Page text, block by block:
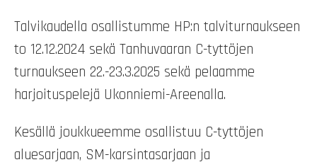
Talvikaudella osallistumme HP:n talviturnaukseen
to 12.12.2024 sekä Tanhuvaaran C-tyttöjen
turnaukseen 22.-23.3.2025 sekä pelaamme
harjoituspelejä Ukonniemi-Areenalla.
Kesällä joukkueemme osallistuu C-tyttöjen
aluesarjaan, SM-karsintasarjaan ja